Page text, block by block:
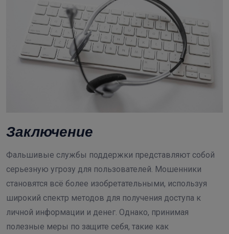
Заключение
Фальшивые службы поддержки представляют собой
серьезную угрозу для пользователей. Мошенники
становятся всё более изобретательными, используя
широкий спектр методов для получения доступа к
личной информации и денег. Однако, принимая
полезные меры по защите себя, такие как